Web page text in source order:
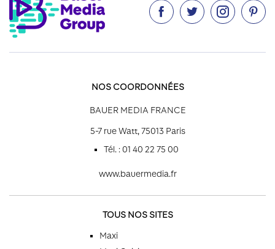
   
NOS COORDONNÉES
BAUER MEDIA FRANCE
5-7 rue Watt, 75013 Paris
Tél. : 01 40 22 75 00
www.bauermedia.fr
TOUS NOS SITES
Maxi